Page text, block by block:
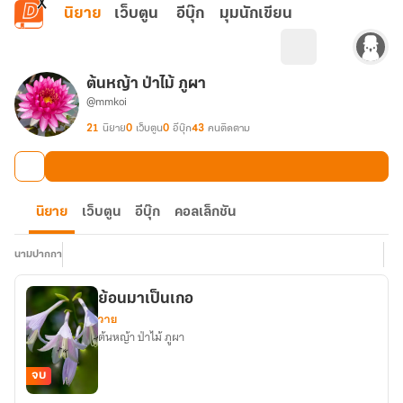
ข้ามไปยังเนื้อหาหลัก
นิยาย เว็บตูน อีบุ๊ก มุมนักเขียน
ต้นหญ้า ป่าไม้ ภูผา
@mmkoi
21 นิยาย0 เว็บตูน0 อีบุ๊ก43 คนติดตาม
นิยาย เว็บตูน อีบุ๊ก คอลเล็กชัน
นามปากกา
จบ
ย้อนมาเป็นเกอ
วาย
ต้นหญ้า ป่าไม้ ภูผา